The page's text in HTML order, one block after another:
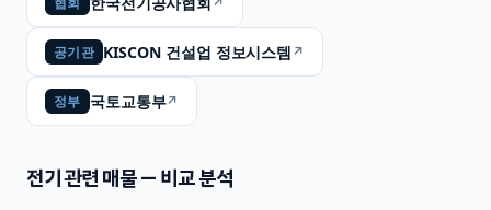
공기관 KISCON 건설업 정보시스템↗
정부 국토교통부↗
전기관련 매물 — 비교 분석